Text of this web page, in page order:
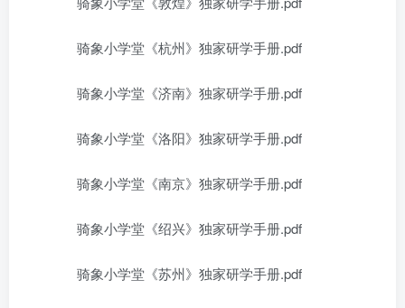
骑象小学堂《杭州》独家研学手册.pdf
骑象小学堂《济南》独家研学手册.pdf
骑象小学堂《洛阳》独家研学手册.pdf
骑象小学堂《南京》独家研学手册.pdf
骑象小学堂《绍兴》独家研学手册.pdf
骑象小学堂《苏州》独家研学手册.pdf